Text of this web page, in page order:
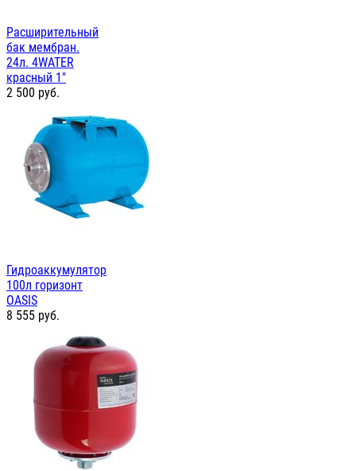
Расширительный
бак мембран.
24л. 4WATER
красный 1"
2 500 руб.
Гидроаккумулятор
100л горизонт
OASIS
8 555 руб.